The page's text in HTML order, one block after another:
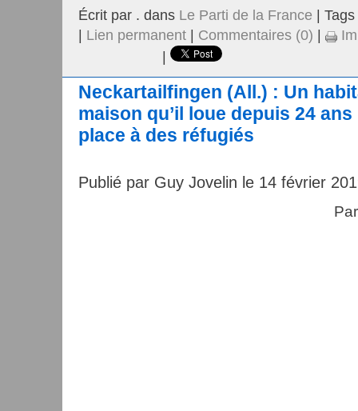
Écrit par . dans Le Parti de la France |
Lien permanent Commentaires (0)
Neckartailfingen (All.) : Un
maison qu’il loue depuis 24
place à des réfugiés
Publié par Guy Jovelin le 14 février